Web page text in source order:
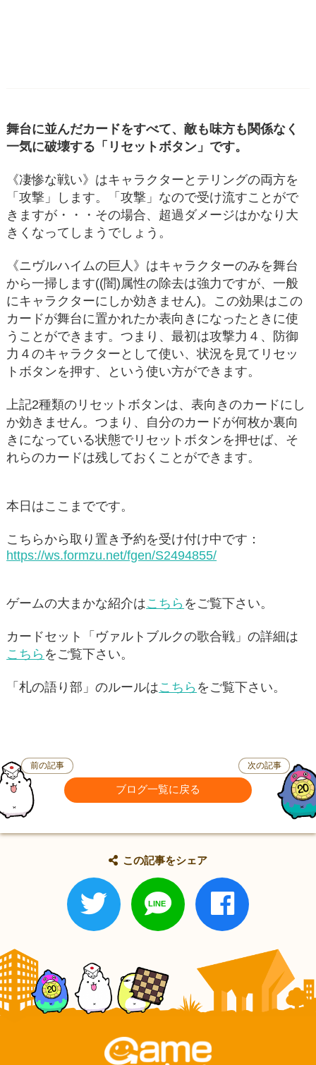
舞台に並んだカードをすべて、敵も味方も関係なく
一気に破壊する「リセットボタン」です。
《凄惨な戦い》はキャラクターとテリングの両方を
「攻撃」します。「攻撃」なので受け流すことがで
きますが・・・その場合、超過ダメージはかなり大
きくなってしまうでしょう。
《ニヴルハイムの巨人》はキャラクターのみを舞台
から一掃します((闇)属性の除去は強力ですが、一般
にキャラクターにしか効きません)。この効果はこの
カードが舞台に置かれたか表向きになったときに使
うことができます。つまり、最初は攻撃力４、防御
力４のキャラクターとして使い、状況を見てリセッ
トボタンを押す、という使い方ができます。
上記2種類のリセットボタンは、表向きのカードにし
か効きません。つまり、自分のカードが何枚か裏向
きになっている状態でリセットボタンを押せば、そ
れらのカードは残しておくことができます。
本日はここまでです。
こちらから取り置き予約を受け付け中です：
https://ws.formzu.net/fgen/S2494855/
ゲームの大まかな紹介はこちら をご覧下さい。
カードセット「ヴァルトブルクの歌合戦」の詳細は
こちら をご覧下さい。
「札の語り部」のルールはこちら をご覧下さい。
前の記事
ブログ一覧に戻る
次の記事
この記事をシェア